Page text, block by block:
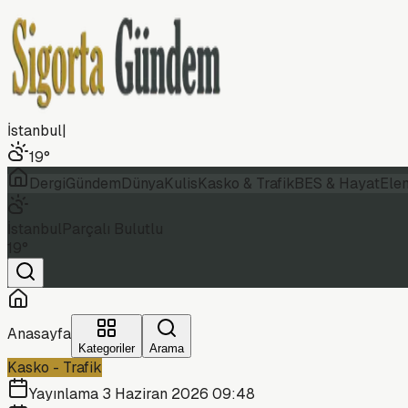
İstanbul|
19°
DergiGündemDünyaKulisKasko & TrafikBES & Hayat
Anasayfa
Kategoriler Arama
Kasko - Trafik
Yayınlama 3 Haziran 2026 09:48